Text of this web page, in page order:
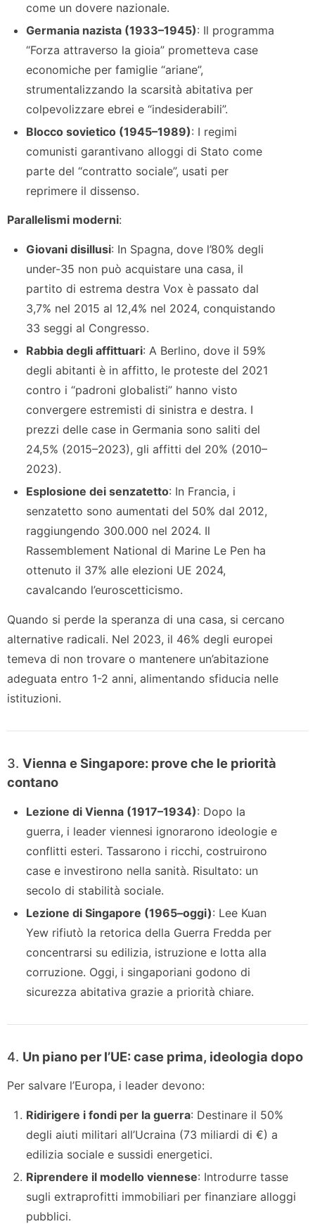
come un dovere nazionale.
Germania nazista (1933–1945): Il programma
“Forza attraverso la gioia” prometteva case
economiche per famiglie “ariane”,
strumentalizzando la scarsità abitativa per
colpevolizzare ebrei e “indesiderabili”.
Blocco sovietico (1945–1989): I regimi
comunisti garantivano alloggi di Stato come
parte del “contratto sociale”, usati per
reprimere il dissenso.
Parallelismi moderni:
Giovani disillusi: In Spagna, dove l’80% degli
under-35 non può acquistare una casa, il
partito di estrema destra Vox è passato dal
3,7% nel 2015 al 12,4% nel 2024, conquistando
33 seggi al Congresso.
Rabbia degli affittuari: A Berlino, dove il 59%
degli abitanti è in affitto, le proteste del 2021
contro i “padroni globalisti” hanno visto
convergere estremisti di sinistra e destra. I
prezzi delle case in Germania sono saliti del
24,5% (2015–2023), gli affitti del 20% (2010–
2023).
Esplosione dei senzatetto: In Francia, i
senzatetto sono aumentati del 50% dal 2012,
raggiungendo 300.000 nel 2024. Il
Rassemblement National di Marine Le Pen ha
ottenuto il 37% alle elezioni UE 2024,
cavalcando l’euroscetticismo.
Quando si perde la speranza di una casa, si cercano
alternative radicali. Nel 2023, il 46% degli europei
temeva di non trovare o mantenere un’abitazione
adeguata entro 1-2 anni, alimentando sfiducia nelle
istituzioni.
3. Vienna e Singapore: prove che le priorità
contano
Lezione di Vienna (1917–1934): Dopo la
guerra, i leader viennesi ignorarono ideologie e
conflitti esteri. Tassarono i ricchi, costruirono
case e investirono nella sanità. Risultato: un
secolo di stabilità sociale.
Lezione di Singapore (1965–oggi): Lee Kuan
Yew rifiutò la retorica della Guerra Fredda per
concentrarsi su edilizia, istruzione e lotta alla
corruzione. Oggi, i singaporiani godono di
sicurezza abitativa grazie a priorità chiare.
4. Un piano per l’UE: case prima, ideologia dopo
Per salvare l’Europa, i leader devono:
Ridirigere i fondi per la guerra: Destinare il 50%
degli aiuti militari all’Ucraina (73 miliardi di €) a
edilizia sociale e sussidi energetici.
Riprendere il modello viennese: Introdurre tasse
sugli extraprofitti immobiliari per finanziare alloggi
pubblici.